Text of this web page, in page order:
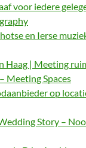
voor iedere
en Ierse
Haag | Meeting
Meeting Spaces
op
Story –